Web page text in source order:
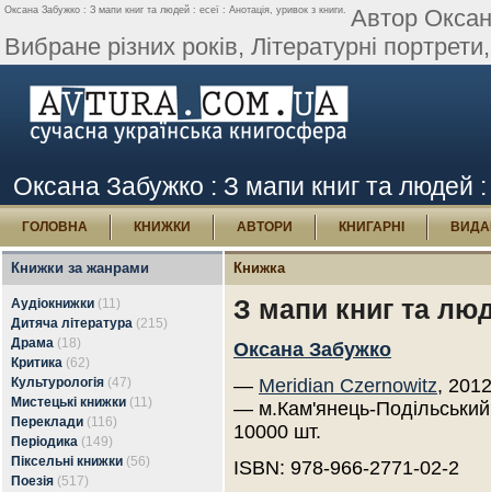
Оксана Забужко : З мапи книг та людей : есеї : Анотація, уривок з книги. Автор
Вибране різних років, Літературні
Оксана Забужко : З мапи книг та людей :
ГОЛОВНА КНИЖКИ АВТОРИ КНИГАРНІ
Книжки за жанрами
Аудіокнижки (11)
Дитяча література (215)
Драма (18)
Критика (62)
Культурологія (47)
Мистецькі книжки (11)
Переклади (116)
Періодика (149)
Піксельні книжки (56)
Поезія (517)
Книжка
З мапи книг та
Оксана Забужко
— Meridian Czernowitz,
— м.Кам'янець-
10000 шт.
ISBN: 978-966-2771-02-2